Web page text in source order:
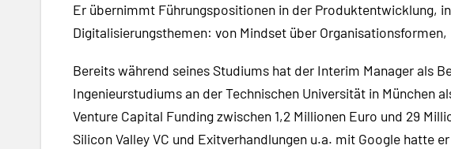
Er übernimmt Führungspositionen in der Produktentwicklung,
Digitalisierungsthemen: von Mindset über
Bereits während seines Studiums hat der Interim Manager als
Ingenieurstudiums an der Technischen Universität in
Venture Capital Funding zwischen 1,2 Millionen Euro und 29
Silicon Valley VC und Exitverhandlungen u.a. mit Google hatte